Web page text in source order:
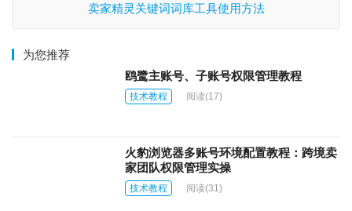
卖家精灵关键词词库工具使用方法
为您推荐
鸥鹭主账号、子账号权限管理教程
技术教程 阅读(17)
火豹浏览器多账号环境配置教程：跨境卖
家团队权限管理实操
技术教程 阅读(31)